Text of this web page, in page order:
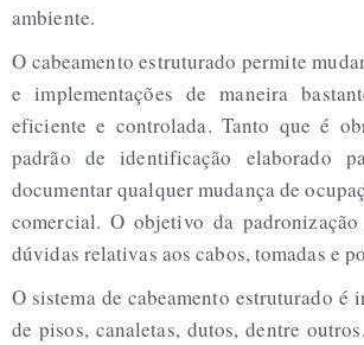
ambiente.
O cabeamento estruturado permite
e implementações de maneira
eficiente e controlada. Tanto que é
padrão de identificação elaborado
documentar qualquer mudança de
comercial. O objetivo da
dúvidas relativas aos cabos, tomadas e
O sistema de cabeamento estruturado é
de pisos, canaletas, dutos, dentre